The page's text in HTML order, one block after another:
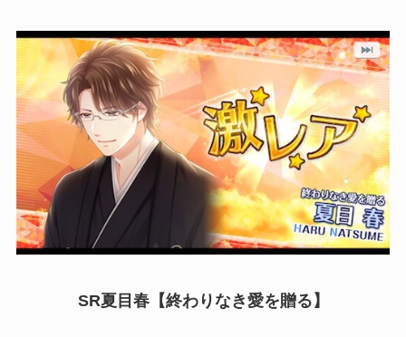
SR夏目春【終わりなき愛を贈る】